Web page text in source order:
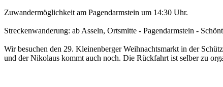
Zuwandermöglichkeit am Pagendarmstein um 14:30 Uhr.
Streckenwanderung: ab Asseln, Ortsmitte - Pagendarmstein -
Wir besuchen den 29. Kleinenberger Weihnachtsmarkt in der
und der Nikolaus kommt auch noch. Die Rückfahrt ist selber zu